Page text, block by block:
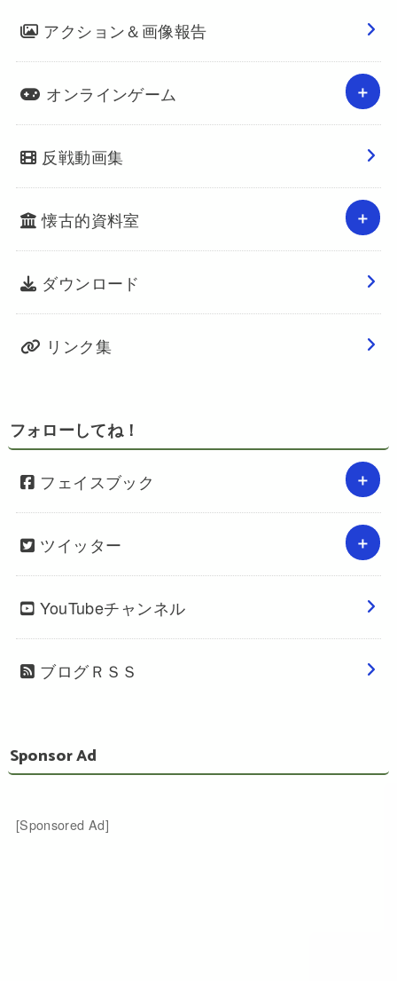
アクション＆画像報告
オンラインゲーム
反戦動画集
懐古的資料室
ダウンロード
リンク集
フォローしてね！
フェイスブック
ツイッター
YouTubeチャンネル
ブログＲＳＳ
Sponsor Ad
[Sponsored Ad]